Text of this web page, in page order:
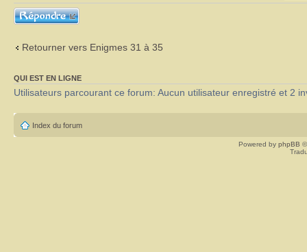
Répondre
Retourner vers Enigmes 31 à 35
QUI EST EN LIGNE
Utilisateurs parcourant ce forum: Aucun utilisateur enregistré et 2
Index du forum
Powered by phpBB